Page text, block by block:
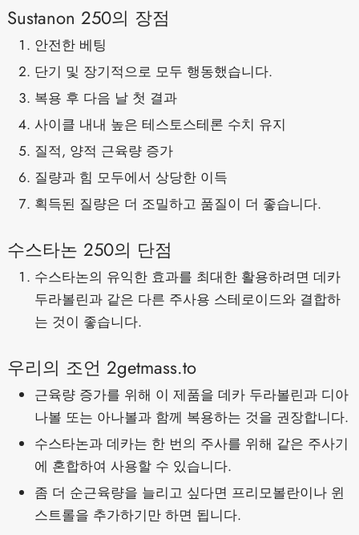
Sustanon 250의 장점
안전한 베팅
단기 및 장기적으로 모두 행동했습니다.
복용 후 다음 날 첫 결과
사이클 내내 높은 테스토스테론 수치 유지
질적, 양적 근육량 증가
질량과 힘 모두에서 상당한 이득
획득된 질량은 더 조밀하고 품질이 더 좋습니다.
수스타논 250의 단점
수스타논의 유익한 효과를 최대한 활용하려면 데카
두라볼린과 같은 다른 주사용 스테로이드와 결합하
는 것이 좋습니다.
우리의 조언 2getmass.to
근육량 증가를 위해 이 제품을 데카 두라볼린과 디아
나볼 또는 아나볼과 함께 복용하는 것을 권장합니다.
수스타논과 데카는 한 번의 주사를 위해 같은 주사기
에 혼합하여 사용할 수 있습니다.
좀 더 순근육량을 늘리고 싶다면 프리모볼란이나 윈
스트롤을 추가하기만 하면 됩니다.